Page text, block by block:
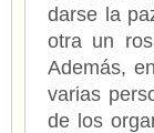
darse la
otra un
Además,
varias
de los